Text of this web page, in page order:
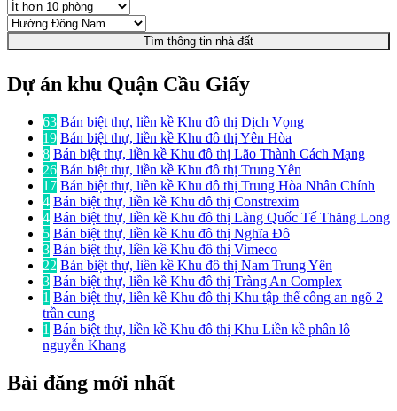
Tìm thông tin nhà đất
Dự án khu Quận Cầu Giấy
63 Bán biệt thự, liền kề Khu đô thị Dịch Vọng
19 Bán biệt thự, liền kề Khu đô thị Yên Hòa
8 Bán biệt thự, liền kề Khu đô thị Lão Thành Cách Mạng
26 Bán biệt thự, liền kề Khu đô thị Trung Yên
17 Bán biệt thự, liền kề Khu đô thị Trung Hòa Nhân Chính
4 Bán biệt thự, liền kề Khu đô thị Constrexim
4 Bán biệt thự, liền kề Khu đô thị Làng Quốc Tế Thăng Long
5 Bán biệt thự, liền kề Khu đô thị Nghĩa Đô
3 Bán biệt thự, liền kề Khu đô thị Vimeco
22 Bán biệt thự, liền kề Khu đô thị Nam Trung Yên
3 Bán biệt thự, liền kề Khu đô thị Tràng An Complex
1 Bán biệt thự, liền kề Khu đô thị Khu tập thể công an ngõ 2
trần cung
1 Bán biệt thự, liền kề Khu đô thị Khu Liền kề phân lô
nguyễn Khang
Bài đăng mới nhất